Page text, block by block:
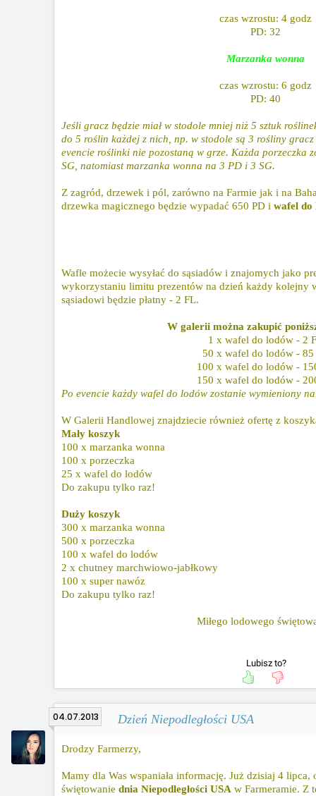
czas wzrostu: 4 godz
PD: 32
Marzanka wonna
czas wzrostu: 6 godz
PD: 40
Jeśli gracz będzie miał w stodole mniej niż 5 sztuk
do 5 roślin każdej z nich, np. w stodole są 3 rośliny
evencie roślinki nie pozostaną w grze. Każda porzeczka
SG, natomiast marzanka wonna na 3 PD i 3 SG.
Z zagród, drzewek i pól, zarówno na Farmie jak i na
drzewka magicznego będzie wypadać 650 PD i wafel do
Wafle możecie wysyłać do sąsiadów i znajomych jako
wykorzystaniu limitu prezentów na dzień każdy kolejny
sąsiadowi będzie płatny - 2 FL.
W galerii można zakupić
1 x wafel do lodów - 2
50 x wafel do lodów - 85
100 x wafel do lodów -
150 x wafel do lodów -
Po evencie każdy wafel do lodów zostanie wymieniony
W Galerii Handlowej znajdziecie również ofertę z
Mały koszyk
100 x marzanka wonna
100 x porzeczka
25 x wafel do lodów
Do zakupu tylko raz!
Duży koszyk
300 x marzanka wonna
500 x porzeczka
100 x wafel do lodów
2 x chutney marchwiowo-jabłkowy
100 x super nawóz
Do zakupu tylko raz!
Miłego lodowego
Lubisz to?
04.07.2013 Dzień Niepodległości USA
Drodzy Farmerzy,
Mamy dla Was wspaniała informację. Już dzisiaj 4
świętowanie dnia Niepodległości USA w Farmeramie. Z